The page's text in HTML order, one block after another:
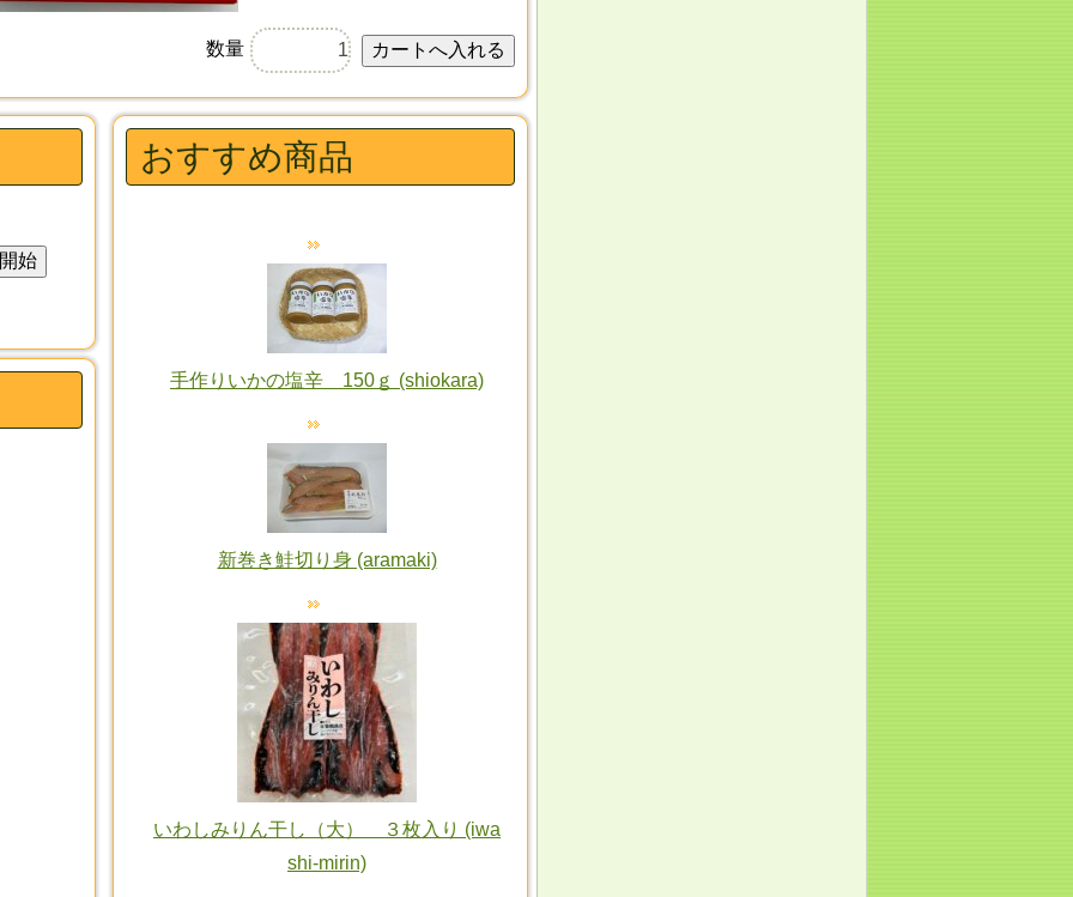
数量
おすすめ商品
手作りいかの塩辛 150ｇ (shiokara)
新巻き鮭切り身 (aramaki)
いわしみりん干し（大） ３枚入り (iwa
shi-mirin)